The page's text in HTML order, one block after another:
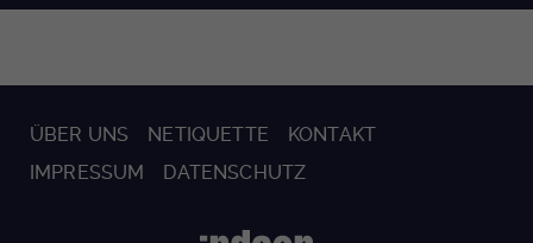
ÜBER UNS NETIQUETTE
KONTAKT
IMPRESSUM
DATENSCHUTZ